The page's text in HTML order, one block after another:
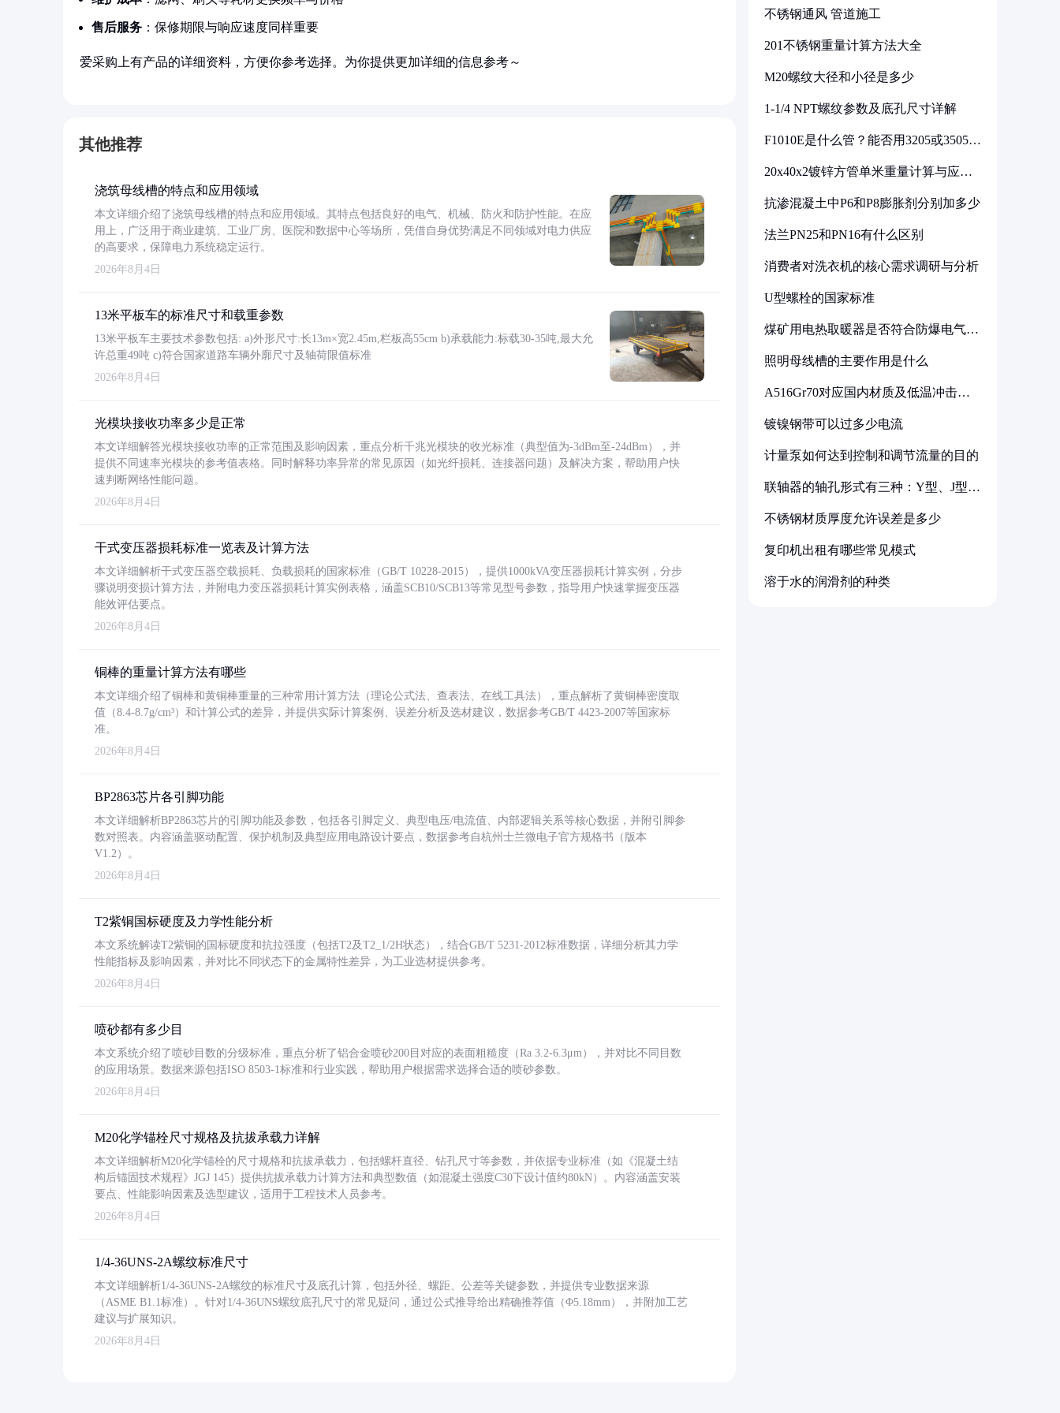
售后服务 ：保修期限与响应速度同样重要
爱采购上有产品的详细资料，方便你参考选择。为你提供更加详细的信息参考～
其他推荐
浇筑母线槽的特点和应用领域
本文详细介绍了浇筑母线槽的特点和应用领域。其特点包括良好的电气、机械、防火和防护性能。在应
用上，广泛用于商业建筑、工业厂房、医院和数据中心等场所，凭借自身优势满足不同领域对电力供应
的高要求，保障电力系统稳定运行。
2026年8月4日
13米平板车的标准尺寸和载重参数
13米平板车主要技术参数包括: a)外形尺寸:长13m×宽2.45m,栏板高55cm b)承载能力:标载30-35吨,最大允
许总重49吨 c)符合国家道路车辆外廓尺寸及轴荷限值标准
2026年8月4日
光模块接收功率多少是正常
本文详细解答光模块接收功率的正常范围及影响因素，重点分析千兆光模块的收光标准（典型值为-3dBm至-24dBm），并
提供不同速率光模块的参考值表格。同时解释功率异常的常见原因（如光纤损耗、连接器问题）及解决方案，帮助用户快
速判断网络性能问题。
2026年8月4日
干式变压器损耗标准一览表及计算方法
本文详细解析干式变压器空载损耗、负载损耗的国家标准（GB/T 10228-2015），提供1000kVA变压器损耗计算实例，分步
骤说明变损计算方法，并附电力变压器损耗计算实例表格，涵盖SCB10/SCB13等常见型号参数，指导用户快速掌握变压器
能效评估要点。
2026年8月4日
铜棒的重量计算方法有哪些
本文详细介绍了铜棒和黄铜棒重量的三种常用计算方法（理论公式法、查表法、在线工具法），重点解析了黄铜棒密度取
值（8.4-8.7g/cm³）和计算公式的差异，并提供实际计算案例、误差分析及选材建议，数据参考GB/T 4423-2007等国家标
准。
2026年8月4日
BP2863芯片各引脚功能
本文详细解析BP2863芯片的引脚功能及参数，包括各引脚定义、典型电压/电流值、内部逻辑关系等核心数据，并附引脚参
数对照表。内容涵盖驱动配置、保护机制及典型应用电路设计要点，数据参考自杭州士兰微电子官方规格书（版本
V1.2）。
2026年8月4日
T2紫铜国标硬度及力学性能分析
本文系统解读T2紫铜的国标硬度和抗拉强度（包括T2及T2_1/2H状态），结合GB/T 5231-2012标准数据，详细分析其力学
性能指标及影响因素，并对比不同状态下的金属特性差异，为工业选材提供参考。
2026年8月4日
喷砂都有多少目
本文系统介绍了喷砂目数的分级标准，重点分析了铝合金喷砂200目对应的表面粗糙度（Ra 3.2-6.3μm），并对比不同目数
的应用场景。数据来源包括ISO 8503-1标准和行业实践，帮助用户根据需求选择合适的喷砂参数。
2026年8月4日
M20化学锚栓尺寸规格及抗拔承载力详解
本文详细解析M20化学锚栓的尺寸规格和抗拔承载力，包括螺杆直径、钻孔尺寸等参数，并依据专业标准（如《混凝土结
构后锚固技术规程》JGJ 145）提供抗拔承载力计算方法和典型数值（如混凝土强度C30下设计值约80kN）。内容涵盖安装
要点、性能影响因素及选型建议，适用于工程技术人员参考。
2026年8月4日
1/4-36UNS-2A螺纹标准尺寸
本文详细解析1/4-36UNS-2A螺纹的标准尺寸及底孔计算，包括外径、螺距、公差等关键参数，并提供专业数据来源
（ASME B1.1标准）。针对1/4-36UNS螺纹底孔尺寸的常见疑问，通过公式推导给出精确推荐值（Φ5.18mm），并附加工艺
建议与扩展知识。
2026年8月4日
不锈钢通风 管道施工
201不锈钢重量计算方法大全
M20螺纹大径和小径是多少
1-1/4 NPT螺纹参数及底孔尺寸详解
F1010E是什么管？能否用3205或3505代
20x40x2镀锌方管单米重量计算与应用
抗渗混凝土中P6和P8膨胀剂分别加多少
法兰PN25和PN16有什么区别
消费者对洗衣机的核心需求调研与分析
U型螺栓的国家标准
煤矿用电热取暖器是否符合防爆电气设
照明母线槽的主要作用是什么
A516Gr70对应国内材质及低温冲击要
镀镍钢带可以过多少电流
计量泵如何达到控制和调节流量的目的
联轴器的轴孔形式有三种：Y型、J型、
不锈钢材质厚度允许误差是多少
复印机出租有哪些常见模式
溶于水的润滑剂的种类